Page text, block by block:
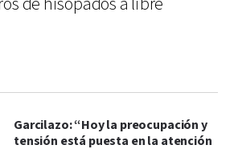
Garcilazo: “Hoy la preocupación y
tensión está puesta en la atención